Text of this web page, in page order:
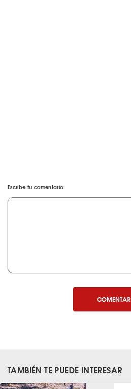
Escribe tu comentario:
COMENTAR
TAMBIÉN TE PUEDE INTERESAR